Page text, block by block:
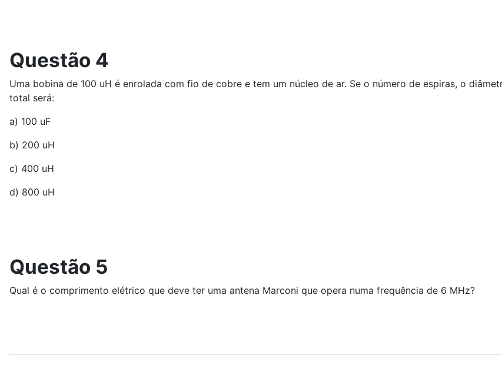
Questão 4
Uma bobina de 100 uH é enrolada com fio de cobre e tem um núcleo de ar. Se o número de espiras, o
total será:
a) 100 uF
b) 200 uH
c) 400 uH
d) 800 uH
Questão 5
Qual é o comprimento elétrico que deve ter uma antena Marconi que opera numa frequência de 6 MHz?